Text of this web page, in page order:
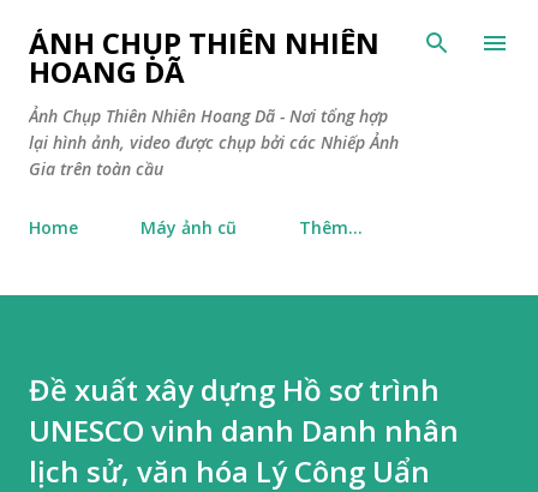
Chuyển đến nội dung chính
ẢNH CHỤP THIÊN NHIÊN
HOANG DÃ
Ảnh Chụp Thiên Nhiên Hoang Dã - Nơi tổng hợp
lại hình ảnh, video được chụp bởi các Nhiếp Ảnh
Gia trên toàn cầu
Home Máy ảnh cũ Thêm…
Đề xuất xây dựng Hồ sơ trình
UNESCO vinh danh Danh nhân
lịch sử, văn hóa Lý Công Uẩn